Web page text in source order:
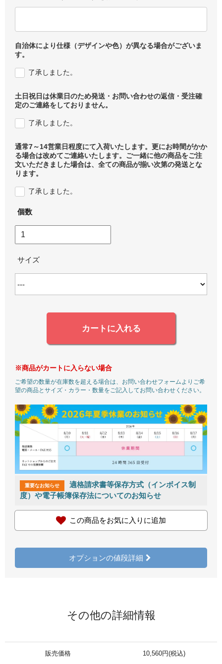
自治体により仕様（デザインや色）が異なる場合がございま
す。
了承しました。
土日祝日は休業日のため発送・お問い合わせの返信・受注確
定のご連絡をしておりません。
了承しました。
通常7～14営業日程度にて入荷いたします。更にお時間がかか
る場合は改めてご連絡いたします。ご一緒に他の商品をご注
文いただきました場合は、全ての商品が揃い次第の発送とな
ります。
了承しました。
個数
サイズ
カートに入れる
※商品がカートに入らない場合
ご希望の数量が在庫数を超える場合は、お問い合わせフォームよりご希
望の商品とサイズ・カラー・数量をご記入してお問い合わせください。
重要なお知らせ
適格請求書等保存方式（インボイス制
度）や電子帳簿保存法についてのお知らせ
この商品をお気に入りに追加
オプションの値段詳細
その他の詳細情報
販売価格 10,560円(税込)